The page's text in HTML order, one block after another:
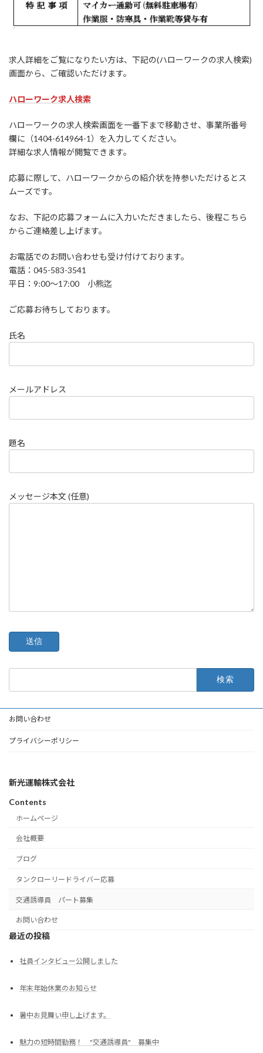
求人詳細をご覧になりたい方は、下記の(ハローワークの求人検索)
画面から、ご確認いただけます。
ハローワーク求人検索
ハローワークの求人検索画面を一番下まで移動させ、事業所番号
欄に（1404-614964-1）を入力してください。
詳細な求人情報が閲覧できます。
応募に際して、ハローワークからの紹介状を持参いただけるとス
ムーズです。
なお、下記の応募フォームに入力いただきましたら、後程こちら
からご連絡差し上げます。
お電話でのお問い合わせも受け付けております。
電話：045-583-3541
平日：9:00～17:00 小熊迄
ご応募お待ちしております。
氏名
メールアドレス
題名
メッセージ本文 (任意)
お問い合わせ
プライバシーポリシー
新光運輸株式会社
Contents
ホームページ
会社概要
ブログ
タンクローリードライバー応募
交通誘導員 パート募集
お問い合わせ
最近の投稿
社員インタビュー公開しました
年末年始休業のお知らせ
暑中お見舞い申し上げます。
魅力の短時間勤務！ "交通誘導員" 募集中